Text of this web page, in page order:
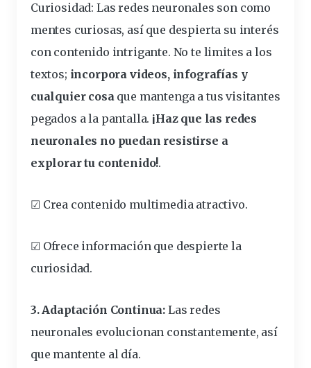
Curiosidad: Las redes neuronales son como
mentes curiosas, así que despierta su interés
con contenido intrigante. No te limites a los
textos; incorpora videos, infografías y
cualquier cosaque mantenga a tusvisitantes
pegados a la pantalla. ¡Haz que las redes
neuronales no puedan resistirse a
explorar tu contenido!.
☑ Crea contenido multimedia atractivo.
☑ Ofrece informaciónque despierte la
curiosidad.
3. Adaptación Continua: Las redes
neuronales evolucionan constantemente, así
que mantente al día.